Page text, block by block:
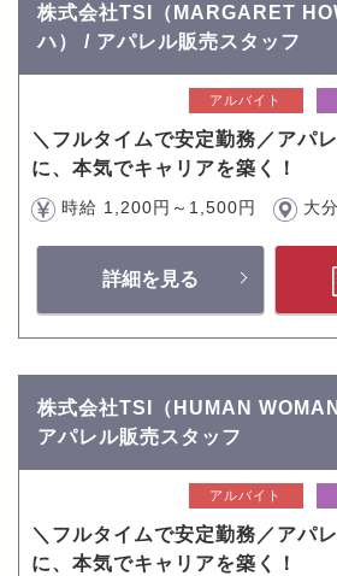
株式会社TSI（MARGARET
ハ） / アパレル販売スタッフ
アルバイト
＼フルタイムで安定勤務／アパ
に、本気でキャリアを築く！
時給 1,200円～1,500円 大
詳細を見る
株式会社TSI（HUMAN
アパレル販売スタッフ
アルバイト
＼フルタイムで安定勤務／アパ
に、本気でキャリアを築く！